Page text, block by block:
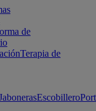
de
Terapia de
Escobillero